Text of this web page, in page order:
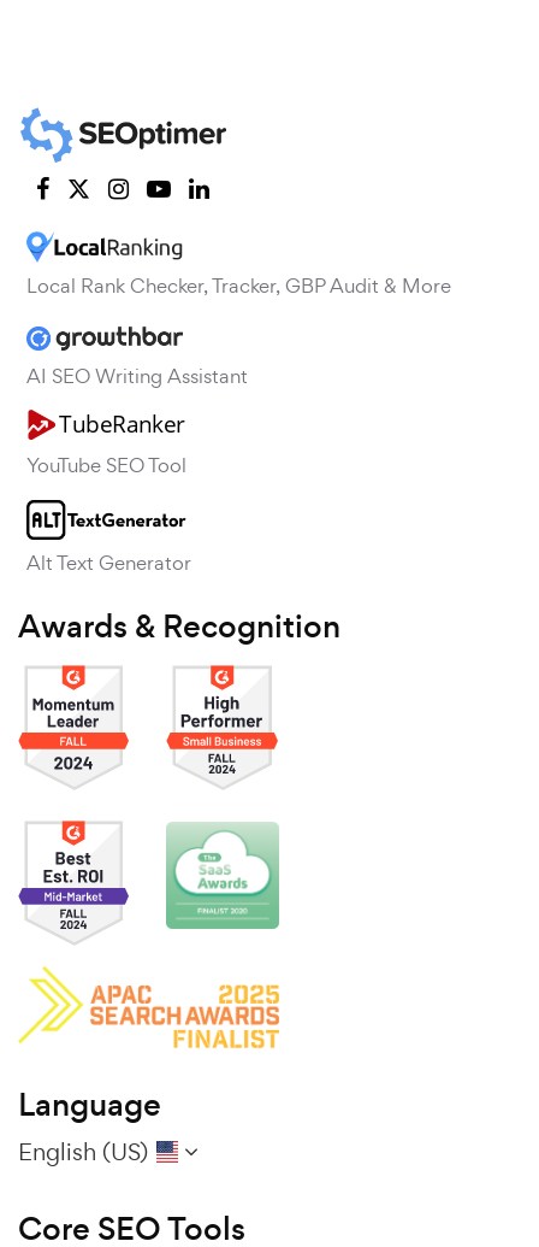
Local Rank Checker, Tracker, GBP Audit & More
AI SEO Writing Assistant
YouTube SEO Tool
Alt Text Generator
Awards & Recognition
Language
English (US)
Core SEO Tools